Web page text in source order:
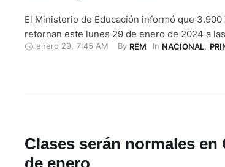
El Ministerio de Educación informó que
retornan este lunes 29 de enero de 2024 a
enero 29 7:45 AM By REM In NACIONAL,
Clases serán normales en
de enero